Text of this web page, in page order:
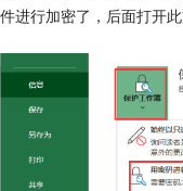
件进行加密了，后面打开